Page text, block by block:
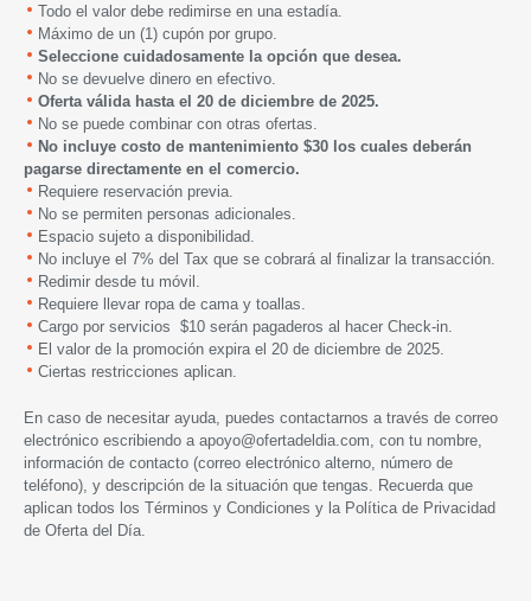
Todo el valor debe redimirse en una estadía.
Máximo de un (1) cupón por grupo.
Seleccione cuidadosamente la opción que desea.
No se devuelve dinero en efectivo.
Oferta válida hasta el 20 de diciembre de 2025.
No se puede combinar con otras ofertas.
No incluye costo de mantenimiento $30 los cuales deberán
pagarse directamente en el comercio.
Requiere reservación previa.
No se permiten personas adicionales.
Espacio sujeto a disponibilidad.
No incluye el 7% del Tax que se cobrará al finalizar la transacción.
Redimir desde tu móvil.
Requiere llevar ropa de cama y toallas.
Cargo por servicios $10 serán pagaderos al hacer Check-in.
El valor de la promoción expira el 20 de diciembre de 2025.
Ciertas restricciones aplican.
En caso de necesitar ayuda, puedes contactarnos a través de correo
electrónico escribiendo a apoyo@ofertadeldia.com , con tu nombre,
información de contacto (correo electrónico alterno, número de
teléfono), y descripción de la situación que tengas. Recuerda que
aplican todos los Términos y Condiciones y la Política de Privacidad
de Oferta del Día.